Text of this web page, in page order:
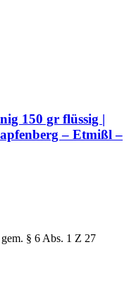
150 gr flüssig |
– Etmißl –
§ 6 Abs. 1 Z 27